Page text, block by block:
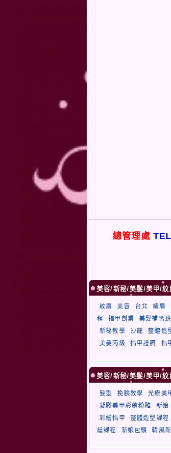
總管理處
美容/新秘/美髮/美甲/紋
紋眉 美容 台北 繡眉
程
指甲創業 美髮補習班
新秘教學
沙龍 整體造
美髮丙級
指甲證照 指
美容/新秘/美髮/美甲/紋
髮型 挽臉教學 光療美
凝膠美甲彩繪粉雕
新娘
彩繪指甲
整體造型課程
繪課程
新娘包頭 韓風